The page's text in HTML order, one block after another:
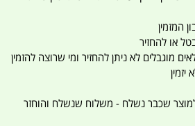
המזמין
או להחזיר
מוגבלים לא ניתן להחזיר ומי שרוצה להזמין
שכבר נשלח - משלוח שנשלח והוחזר